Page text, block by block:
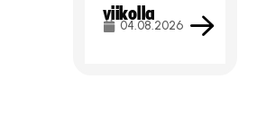
viikolla
04.08.2026